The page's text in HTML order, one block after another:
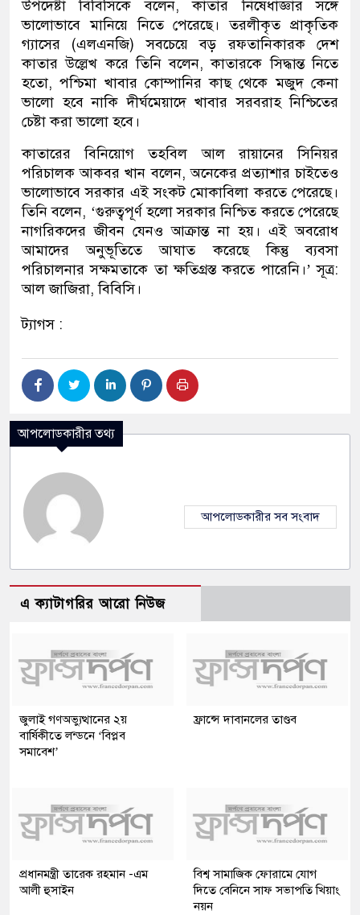
উপদেষ্টা বিবিসিকে বলেন, কাতার নিষেধাজ্ঞার সঙ্গে
ভালোভাবে মানিয়ে নিতে পেরেছে। তরলীকৃত প্রাকৃতিক
গ্যাসের (এলএনজি) সবচেয়ে বড় রফতানিকারক দেশ
কাতার উল্লেখ করে তিনি বলেন, কাতারকে সিদ্ধান্ত নিতে
হতো, পশ্চিমা খাবার কোম্পানির কাছ থেকে মজুদ কেনা
ভালো হবে নাকি দীর্ঘমেয়াদে খাবার সরবরাহ নিশ্চিতের
চেষ্টা করা ভালো হবে।
কাতারের বিনিয়োগ তহবিল আল রায়ানের সিনিয়র
পরিচালক আকবর খান বলেন, অনেকের প্রত্যাশার চাইতেও
ভালোভাবে সরকার এই সংকট মোকাবিলা করতে পেরেছে।
তিনি বলেন, ‘গুরুত্বপূর্ণ হলো সরকার নিশ্চিত করতে পেরেছে
নাগরিকদের জীবন যেনও আক্রান্ত না হয়। এই অবরোধ
আমাদের অনুভূতিতে আঘাত করেছে কিন্তু ব্যবসা
পরিচালনার সক্ষমতাকে তা ক্ষতিগ্রস্ত করতে পারেনি।’ সূত্র:
আল জাজিরা, বিবিসি।
ট্যাগস :
আপলোডকারীর তথ্য
আপলোডকারীর সব সংবাদ
এ ক্যাটাগরির আরো নিউজ
জুলাই গণঅভ্যুত্থানের ২য়
বার্ষিকীতে লন্ডনে ‘বিপ্লব
সমাবেশ’
ফ্রান্সে দাবানলের তাণ্ডব
প্রধানমন্ত্রী তারেক রহমান -এম
আলী হুসাইন
বিশ্ব সামাজিক ফোরামে যোগ
দিতে বেনিনে সাফ সভাপতি খিয়াং
নয়ন